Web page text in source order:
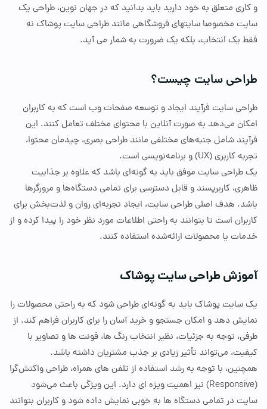
متعلق به خود دارید باید بدانید که در جهان نوین، طراحی یک
مخصوصا سایتهای فروشگاهی مانند طراحی سایت پوشاک نه
انتخاب، بلکه یک ضرورت به شمار می آید.
سایت چیست؟
سایت فرآیند ایجاد و توسعه صفحات وب است که به کاربران
می‌دهد به صورت آنلاین با محتوای مختلف تعامل کنند. این
شامل جنبه‌های مختلفی مانند طراحی بصری، چیدمان محتوا،
کاربری (UX) و برنامه‌نویسی است.
سایت موفق باید به گونه‌ای باشد که علاوه بر جذابیت
کاربرپسند و قابل دسترسی برای تمامی دستگاه‌ها و مرورگرها
هدف اصلی طراحی سایت، ایجاد تجربه‌ای روان و لذت‌بخش برای
است تا بتوانند به راحتی اطلاعات مورد نظر خود را پیدا کرده و از
یا محصولات ارائه‌شده استفاده کنند.
طراحی سایت پوشاک
پوشاک باید به گونه‌ای طراحی شود که به راحتی محصولات را
دهد و امکان جستجو و خرید آسان را برای کاربران فراهم کند. از
توجه به جزئیات، نظیر انتخاب رنگ‌ ها، فونت‌ ها و تصاویر با
می‌تواند تأثیر زیادی بر جذب مشتریان داشته باشد.
با توجه به رشد استفاده از تلفن‌ های همراه، طراحی واکنش‌گرا
)نیز اهمیت ویژه‌ای دارد. این ویژگی باعث می‌شود
در تمامی دستگاه‌ ها به خوبی نمایش داده شود و کاربران بتوانند